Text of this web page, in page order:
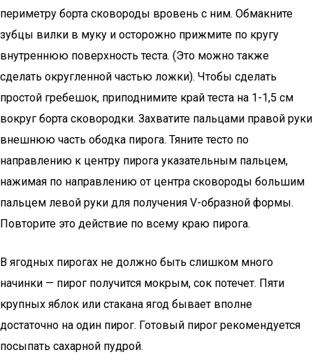
периметру борта сковороды вровень с ним. Обмакните
зубцы вилки в муку и осторожно прижмите по кругу
внутреннюю поверхность теста. (Это можно также
сделать округленной частью ложки). Чтобы сделать
простой гребешок, приподнимите край теста на 1-1,5 см
вокруг борта сковородки. Захватите пальцами правой руки
внешнюю часть ободка пирога. Тяните тесто по
направлению к центру пирога указательным пальцем,
нажимая по направлению от центра сковороды большим
пальцем левой руки для получения V-образной формы.
Повторите это действие по всему краю пирога.
В ягодных пирогах не должно быть слишком много
начинки — пирог получится мокрым, сок потечет. Пяти
крупных яблок или стакана ягод бывает вполне
достаточно на один пирог. Готовый пирог рекомендуется
посыпать сахарной пудрой.